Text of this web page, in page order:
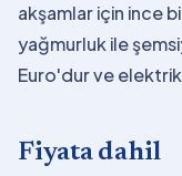
akşamlar için ince
yağmurluk ile
Euro'dur ve elektrik
Fiyata dahil